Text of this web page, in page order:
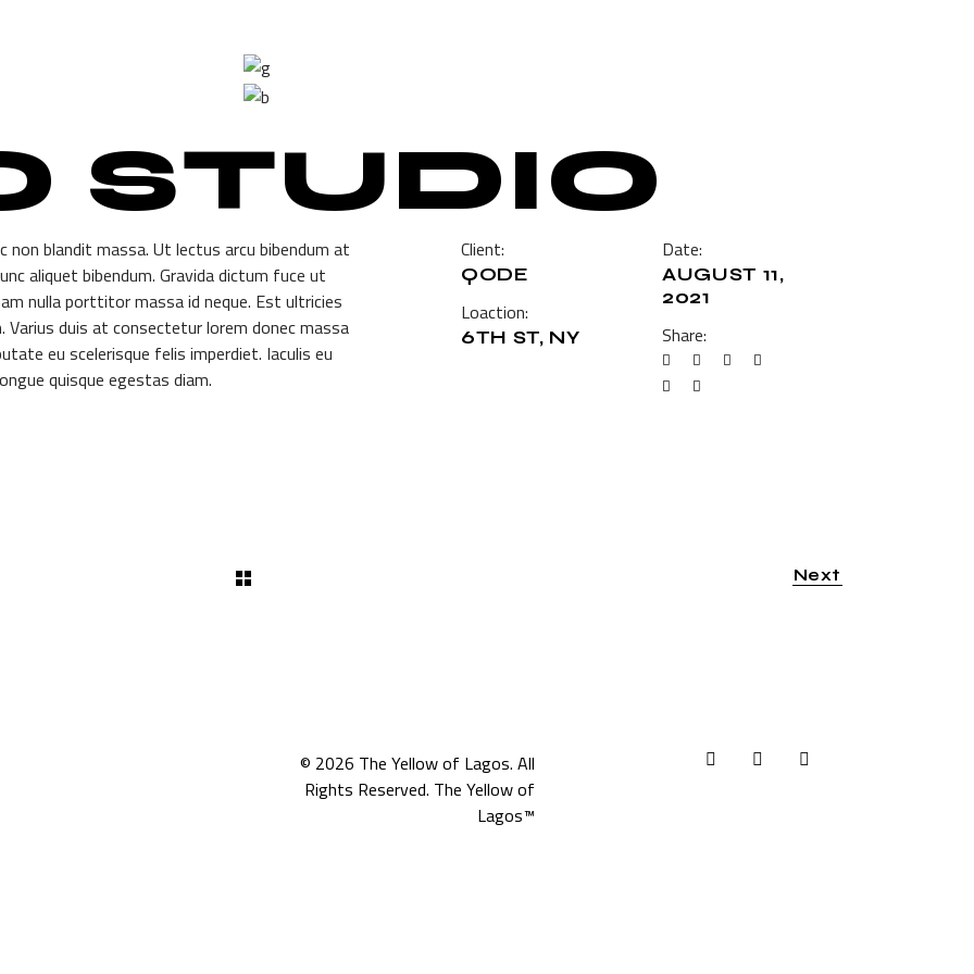
STUDIO
blandit massa. Ut lectus arcu bibendum at
aliquet bibendum. Gravida dictum fuce ut
nulla porttitor massa id neque. Est ultricies
duis at consectetur lorem donec massa
eu scelerisque felis imperdiet. Iaculis eu
quisque egestas diam.
Client:
QODE
Loaction:
6TH ST, NY
Date:
AUGUST 11,
2021
Share:
Next
© 2026 The Yellow of Lagos. All
Rights Reserved. The Yellow of
Lagos™